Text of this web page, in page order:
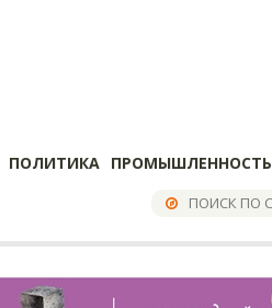
ПОЛИТИКА ПРОМЫШЛЕННОСТЬ